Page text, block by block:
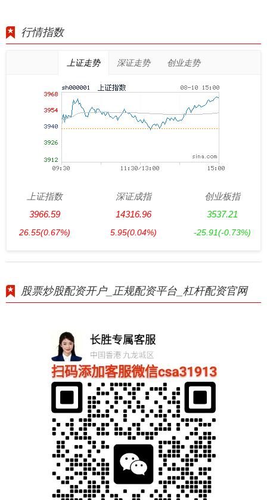
行情指数
上证走势 深证走势 创业走势
上证指数
3966.59
26.55(0.67%)
深证成指
14316.96
5.95(0.04%)
创业板指
3537.21
-25.91(-0.73%)
股票炒股配资开户_正规配资平台_杠杆配资官网